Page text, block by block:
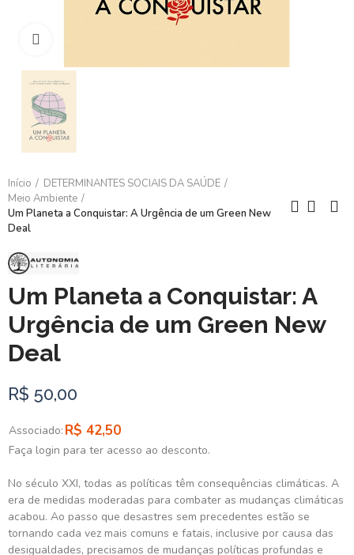
Início
DETERMINANTES SOCIAIS DA SAÚDE
Meio Ambiente
Um Planeta a Conquistar: A Urgência de um Green New
Deal
Um Planeta a Conquistar: A
Urgência de um Green New
Deal
R$ 50,00
Associado: R$ 42,50
Faça login para ter acesso ao desconto.
No século XXI, todas as políticas têm consequências climáticas. A
era de medidas moderadas para combater as mudanças climáticas
acabou. Ao passo que desastres sem precedentes estão se
tornando cada vez mais comuns e fatais, inclusive por causa das
desigualdades, precisamos de mudanças políticas profundas e